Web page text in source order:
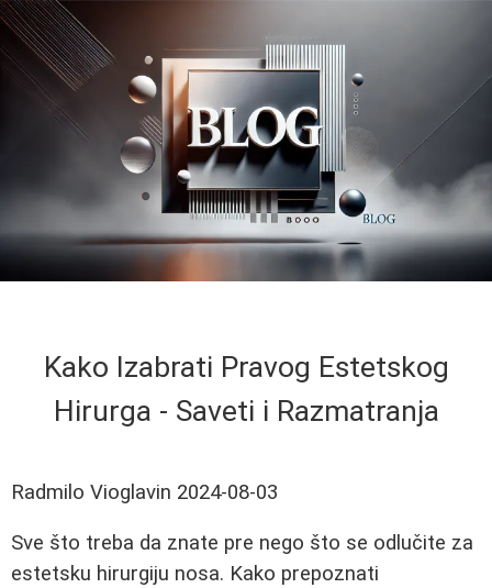
Kako Izabrati Pravog Estetskog
Hirurga - Saveti i Razmatranja
Radmilo Vioglavin 2024-08-03
Sve što treba da znate pre nego što se odlučite za
estetsku hirurgiju nosa. Kako prepoznati